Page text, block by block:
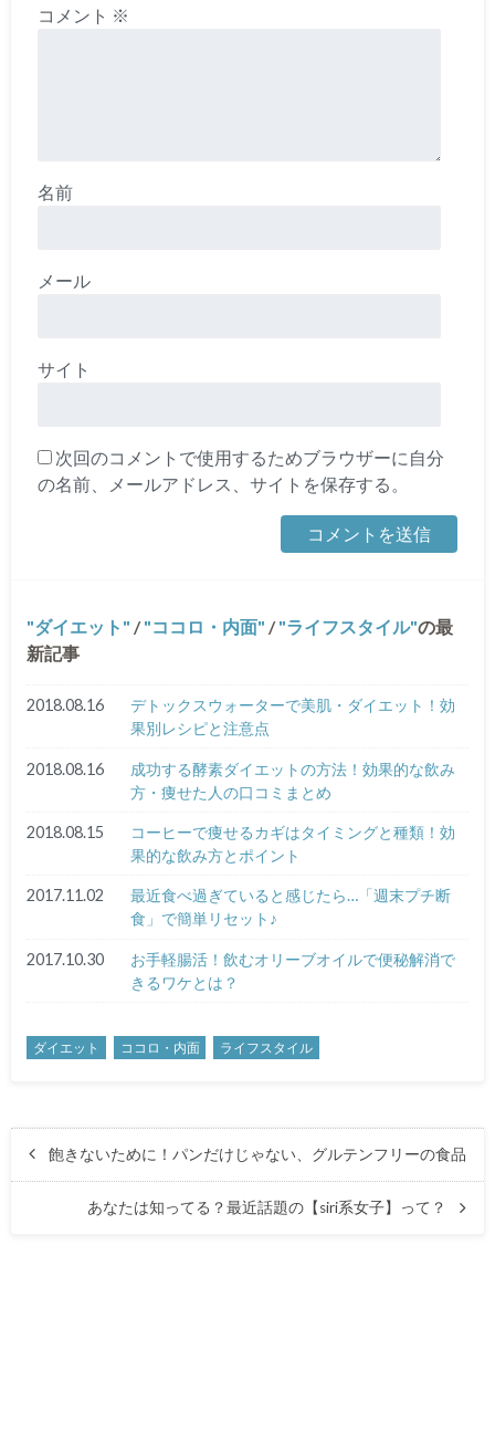
コメント ※
名前
メール
サイト
次回のコメントで使用するためブラウザーに自分
の名前、メールアドレス、サイトを保存する。
ダイエット / ココロ・内面 / ライフスタイル の最
新記事
2018.08.16
デトックスウォーターで美肌・ダイエット！効
果別レシピと注意点
2018.08.16
成功する酵素ダイエットの方法！効果的な飲み
方・痩せた人の口コミまとめ
2018.08.15
コーヒーで痩せるカギはタイミングと種類！効
果的な飲み方とポイント
2017.11.02
最近食べ過ぎていると感じたら…「週末プチ断
食」で簡単リセット♪
2017.10.30
お手軽腸活！飲むオリーブオイルで便秘解消で
きるワケとは？
ダイエット ココロ・内面 ライフスタイル
飽きないために！パンだけじゃない、グルテンフリーの食品
あなたは知ってる？最近話題の【siri系女子】って？